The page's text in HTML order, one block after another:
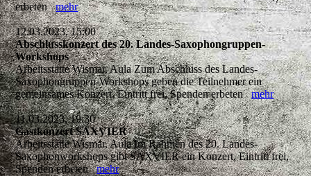
erbetenmehr
12.03.2023, 15:00
Abschlusskonzert des 20. Landes-Saxophongruppen-
Workshops
Arbeitsstätte Wismar, Aula Zum Abschluss des Landes-
Saxophongruppen-Workshops geben die Teilnehmer ein
gemeinsames Konzert. Eintritt frei, Spenden erbetenmehr
11.03.2023, 19:30
Gastkonzert SAXVIER
Arbeitsstätte Wismar, Aula Im Rahmen des 20. Landes-
Saxophonworkshops gibt SAXVIER ein Konzert, Eintritt frei,
Spenden erbetenmehr